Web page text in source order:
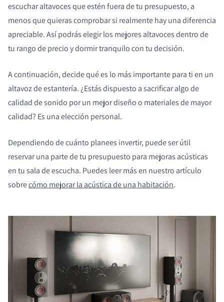
escuchar altavoces que estén fuera de tu presupuesto, a
menos que quieras comprobar si realmente hay una diferencia
apreciable. Así podrás elegir los mejores altavoces dentro de
tu rango de precio y dormir tranquilo con tu decisión.
A continuación, decide qué es lo más importante para ti en un
altavoz de estantería. ¿Estás dispuesto a sacrificar algo de
calidad de sonido por un mejor diseño o materiales de mayor
calidad? Es una elección personal.
Dependiendo de cuánto planees invertir, puede ser útil
reservar una parte de tu presupuesto para mejoras acústicas
en tu sala de escucha. Puedes leer más en nuestro artículo
sobrecómo mejorar la acústica de una habitación.